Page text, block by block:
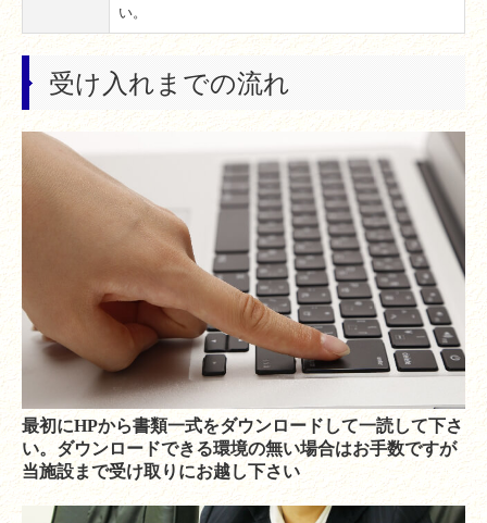
い。
受け入れまでの流れ
最初にHPから書類一式をダウンロードして一読して下さ
い。ダウンロードできる環境の無い場合はお手数ですが
当施設まで受け取りにお越し下さい